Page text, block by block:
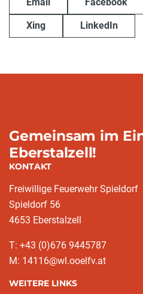
Xing LinkedIn
Gemeinsam im
Eberstalzell!
KONTAKT
Freiwillige Feuerwehr Spieldorf
Spieldorf 56
4653 Eberstalzell
T: +43 (0)676 9445787
M: 14116@wl.ooelfv.at
WEITERE LINKS